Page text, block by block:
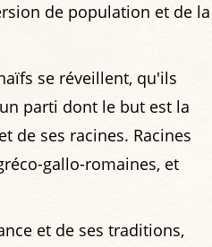
de population et de la
se réveillent, qu'ils
parti dont le but est la
de ses racines. Racines
gallo-romaines, et
et de ses traditions,